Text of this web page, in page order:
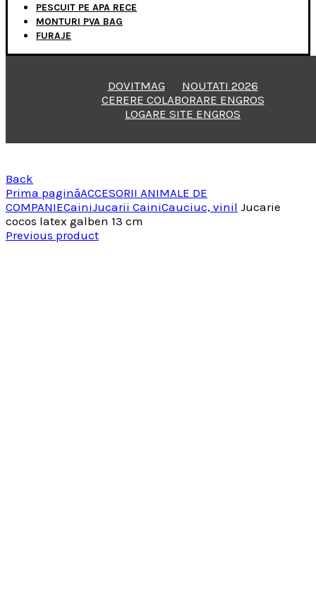
PESCUIT PE APA RECE
MONTURI PVA BAG
FURAJE
DOVITMAG
NOUTATI 2026
CERERE COLABORARE ENGROS
LOGARE SITE ENGROS
Back
Prima paginăACCESORII ANIMALE DE
COMPANIECainiJucarii CainiCauciuc, vinil Jucarie
cocos latex galben 13 cm
Previous product